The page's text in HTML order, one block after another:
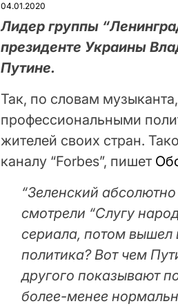
04.01.2020
Лидер группы
президенте Украины
Путине.
Так, по словам
профессиональными
жителей своих стран.
каналу “Forbes”, пишет
“Зеленский
смотрели “Слугу
сериала, потом вышел
политика? Вот чем
другого показывают
более-менее